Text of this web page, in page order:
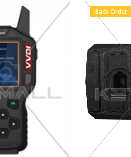
Back Order